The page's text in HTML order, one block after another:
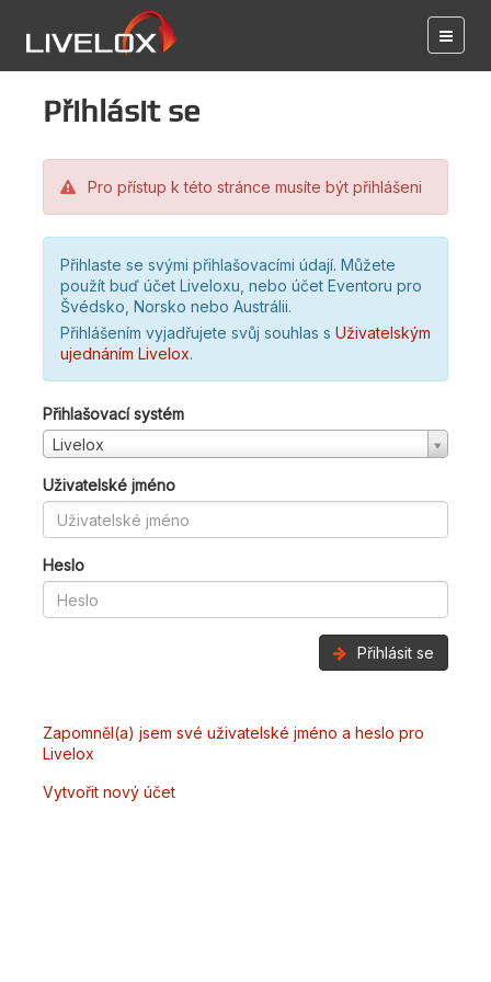
Přihlásit se
Pro přístup k této stránce musíte být přihlášeni
Přihlaste se svými přihlašovacími údají. Můžete
použít buď účet Liveloxu, nebo účet Eventoru pro
Švédsko, Norsko nebo Austrálii.
Přihlášením vyjadřujete svůj souhlas s Uživatelským
ujednáním Livelox.
Přihlašovací systém
Livelox
Uživatelské jméno
Heslo
Přihlásit se
Zapomněl(a) jsem své uživatelské jméno a heslo pro
Livelox
Vytvořit nový účet